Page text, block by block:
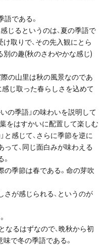
語である。
じるというのは、夏の季語で
取りで、その先入観にとら
の趣(秋のさわやかな感じ)
際の山里は秋の風景なのであ
感じ取った春らしさを込めて
の季語」の味わいを説明して
葉をはすかいに配置して楽しむ
と感じて、さらに季節を逆に
って、同じ面白みが味わえる
の季節は春である。命の芽吹
さが感じられる、というのが
なるはずなので、晩秋から初
で冬の季語である。